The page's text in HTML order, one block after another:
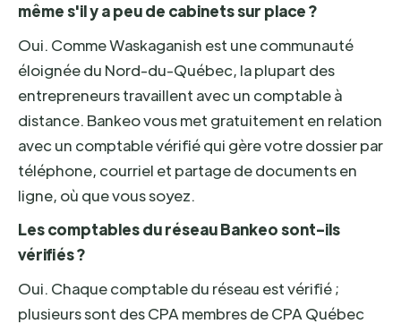
même s'il y a peu de cabinets sur place ?
Oui. Comme Waskaganish est une communauté
éloignée du Nord-du-Québec, la plupart des
entrepreneurs travaillent avec un comptable à
distance. Bankeo vous met gratuitement en relation
avec un comptable vérifié qui gère votre dossier par
téléphone, courriel et partage de documents en
ligne, où que vous soyez.
Les comptables du réseau Bankeo sont-ils
vérifiés ?
Oui. Chaque comptable du réseau est vérifié ;
plusieurs sont des CPA membres de CPA Québec